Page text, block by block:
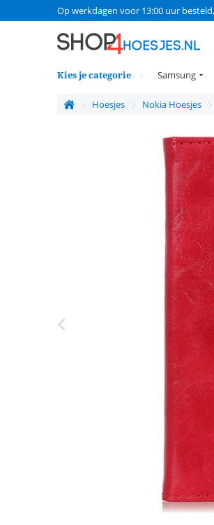
Op werkdagen voor 13:00 uur
Kies je categorie Samsung
Hoesjes Nokia Hoesjes